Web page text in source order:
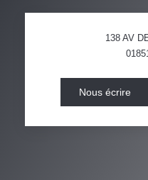
138 AV
Nous écrire